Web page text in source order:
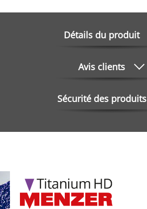
Détails du produit
Avis clients
Sécurité des produits